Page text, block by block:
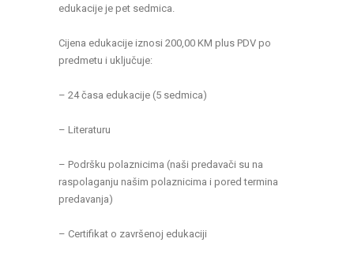
edukacije je pet sedmica.
Cijena edukacije iznosi 200,00 KM plus PDV po
predmetu i uključuje:
– 24 časa edukacije (5 sedmica)
– Literaturu
– Podršku polaznicima (naši predavači su na
raspolaganju našim polaznicima i pored termina
predavanja)
– Certifikat o završenoj edukaciji